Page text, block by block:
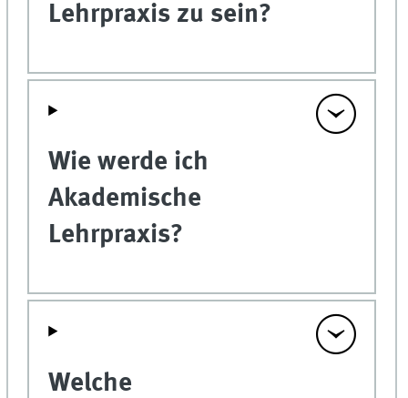
Lehrpraxis zu sein?
Wie werde ich
Akademische
Lehrpraxis?
Welche